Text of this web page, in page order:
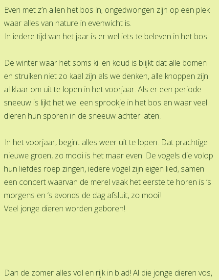
Even met z’n allen het bos in, ongedwongen zijn op een plek
waar alles van nature in evenwicht is.
In iedere tijd van het jaar is er wel iets te beleven in het bos.
De winter waar het soms kil en koud is blijkt dat alle bomen
en struiken niet zo kaal zijn als we denken, alle knoppen zijn
al klaar om uit te lopen in het voorjaar. Als er een periode
sneeuw is lijkt het wel een sprookje in het bos en waar veel
dieren hun sporen in de sneeuw achter laten.
In het voorjaar, begint alles weer uit te lopen. Dat prachtige
nieuwe groen, zo mooi is het maar even! De vogels die volop
hun liefdes roep zingen, iedere vogel zijn eigen lied, samen
een concert waarvan de merel vaak het eerste te horen is ’s
morgens en ’s avonds de dag afsluit, zo mooi!
Veel jonge dieren worden geboren!
Dan de zomer alles vol en rijk in blad! Al die jonge dieren vos,